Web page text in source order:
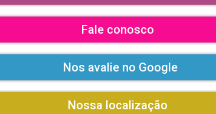
Fale conosco
Nos avalie no Google
Nossa localização